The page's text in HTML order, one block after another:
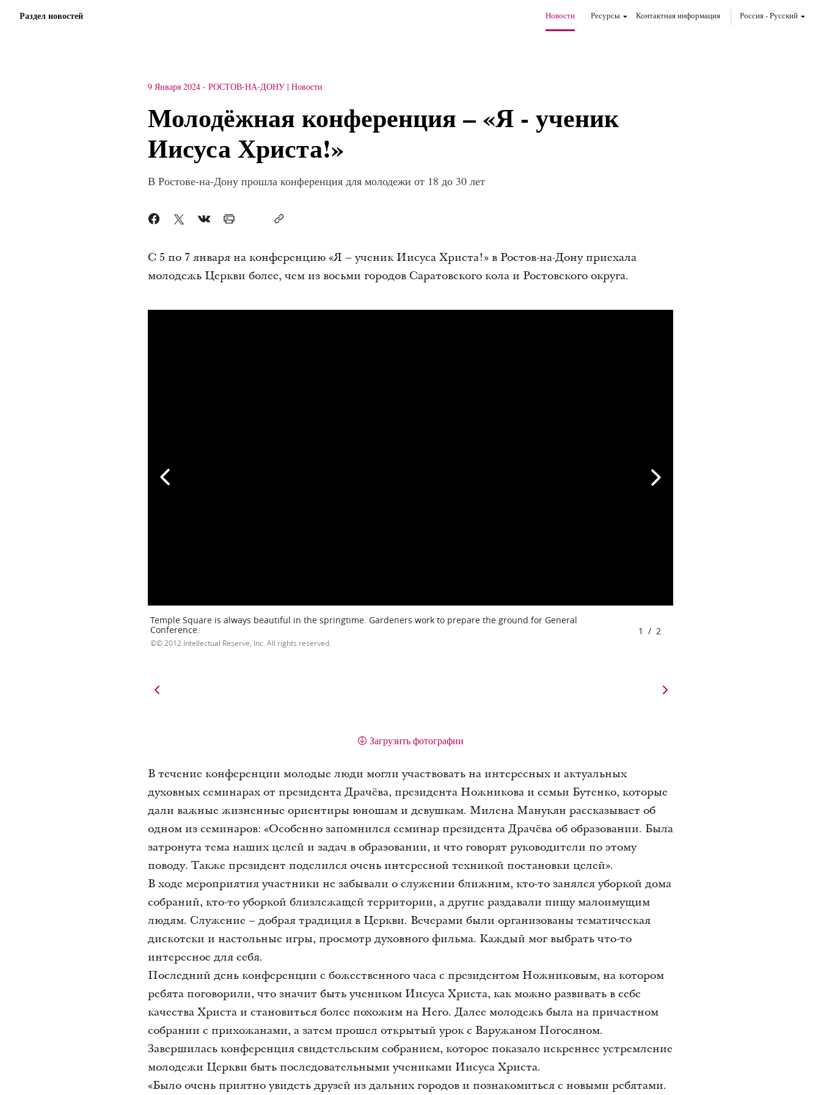
Раздел новостей Новости Ресурсы Контактная информация Россия-Pусский
9 Января 2024 - РОСТОВ-НА-ДОНУ Новости
Молодёжная конференция – «Я - ученик
Иисуса Христа!»
В Ростове-на-Дону прошла конференция для молодежи от 18 до 30 лет
С 5 по 7 января на конференцию «Я – ученик Иисуса Христа!» в Ростов-на-Дону приехала
молодежь Церкви более, чем из восьми городов Саратовского кола и Ростовского округа.
Temple Square is always beautiful in the springtime. Gardeners work to prepare the ground for General
Conference.
© 2012 Intellectual Reserve, Inc. All rights reserved.
1 / 2
Загрузить фотографии
В течение конференции молодые люди могли участвовать на интересных и актуальных
духовных семинарах от президента Драчёва, президента Ножникова и семьи Бутенко, которые
дали важные жизненные ориентиры юношам и девушкам. Милена Манукян рассказывает об
одном из семинаров: «Особенно запомнился семинар президента Драчёва об образовании. Была
затронута тема наших целей и задач в образовании, и что говорят руководители по этому
поводу. Также президент поделился очень интересной техникой постановки целей».
В ходе мероприятия участники не забывали о служении ближним, кто-то занялся уборкой дома
собраний, кто-то уборкой близлежащей территории, а другие раздавали пищу малоимущим
людям. Служение – добрая традиция в Церкви. Вечерами были организованы тематическая
дискотеки и настольные игры, просмотр духовного фильма. Каждый мог выбрать что-то
интересное для себя.
Последний день конференции с божественного часа с президентом Ножниковым, на котором
ребята поговорили, что значит быть учеником Иисуса Христа, как можно развивать в себе
качества Христа и становиться более похожим на Него. Далее молодежь была на причастном
собрании с прихожанами, а затем прошел открытый урок с Варужаном Погосяном.
Завершилась конференция свидетельским собранием, которое показало искреннее устремление
молодежи Церкви быть последовательными учениками Иисуса Христа.
«Было очень приятно увидеть друзей из дальних городов и познакомиться с новыми ребятами.